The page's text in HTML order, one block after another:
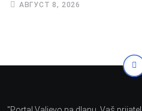
АВГУСТ 8, 2026